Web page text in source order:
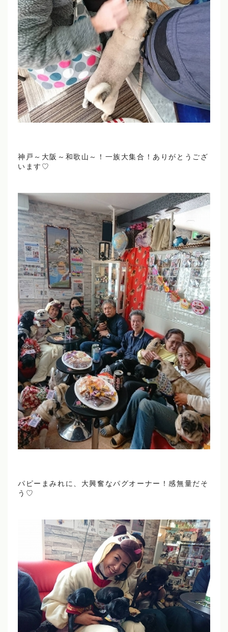
神戸～大阪～和歌山～！一族大集合！ありがとうござ
います♡
パピーまみれに、大興奮なパグオーナー！感無量だそ
う♡